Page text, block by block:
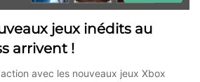
jeux inédits au
arrivent !
avec les nouveaux jeux Xbox